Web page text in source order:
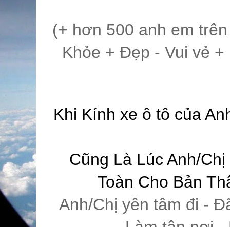
(+ hơn 500 anh em
Khỏe + Đẹp - Vui vẻ
Khi Kính xe ô tô của
Cũng Là Lúc Anh/
Toàn Cho Bản
Anh/Chị yên tâm đi -